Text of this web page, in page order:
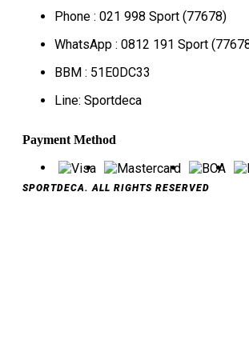
Phone : 021 998 Sport (77678)
WhatsApp : 0812 191 Sport
BBM : 51E0DC33
Line: Sportdeca
Payment Method
SPORTDECA. ALL RIGHTS RESERVED